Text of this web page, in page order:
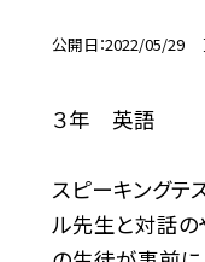
公開日 2022/05/29
３年 英語
スピーキングテ
ル先生と対話の